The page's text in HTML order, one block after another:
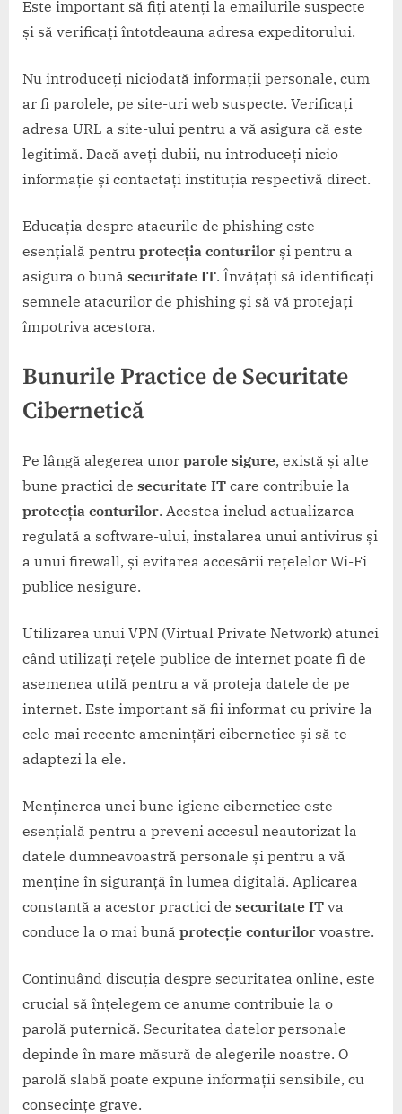
Este important să fiți atenți la emailurile suspecte
și să verificați întotdeauna adresa expeditorului.
Nu introduceți niciodată informații personale, cum
ar fi parolele, pe site-uri web suspecte. Verificați
adresa URL a site-ului pentru a vă asigura că este
legitimă. Dacă aveți dubii, nu introduceți nicio
informație și contactați instituția respectivă direct.
Educația despre atacurile de phishing este
esențială pentru protecția conturilor și pentru a
asigura o bună securitate IT. Învățați să identificați
semnele atacurilor de phishing și să vă protejați
împotriva acestora.
Bunurile Practice de Securitate
Cibernetică
Pe lângă alegerea unor parole sigure, există și alte
bune practici de securitate IT care contribuie la
protecția conturilor. Acestea includ actualizarea
regulată a software-ului, instalarea unui antivirus și
a unui firewall, și evitarea accesării rețelelor Wi-Fi
publice nesigure.
Utilizarea unui VPN (Virtual Private Network) atunci
când utilizați rețele publice de internet poate fi de
asemenea utilă pentru a vă proteja datele de pe
internet. Este important să fii informat cu privire la
cele mai recente amenințări cibernetice și să te
adaptezi la ele.
Menținerea unei bune igiene cibernetice este
esențială pentru a preveni accesul neautorizat la
datele dumneavoastră personale și pentru a vă
menține în siguranță în lumea digitală. Aplicarea
constantă a acestor practici de securitate IT va
conduce la o mai bună protecție conturilor voastre.
Continuând discuția despre securitatea online, este
crucial să înțelegem ce anume contribuie la o
parolă puternică. Securitatea datelor personale
depinde în mare măsură de alegerile noastre. O
parolă slabă poate expune informații sensibile, cu
consecințe grave.